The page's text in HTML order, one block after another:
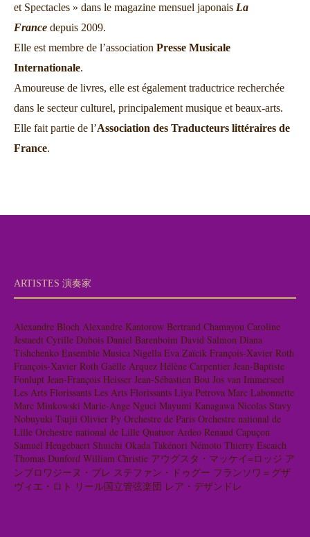
et Spectacles » dans le magazine mensuel japonais La
France depuis 2009.
Elle est membre de l’association Presse Musicale
Internationale.
Amoureuse de livres, elle est également traductrice recherchée
dans le secteur culturel, principalement musique et beaux-arts.
Elle fait partie de l’Association des Traducteurs littéraires de
France.
ARTISTES 演奏家
Alexandre Bloch Alexandre Kantorow Bertrand Chamayou Caroline
Jestaedt Cyrille Dubois Daniel Barenboim David Salmon Diana
Tishchenko Ensemble Musica Nigella Eva Zaïcik François-Xavier Roth
François-Xavier Roth Gaëlle Arquez Hélène Carpentier Jean-Baptiste
Fonlupt Jean-François Heisser Jean-Sébastien Bou Jos van Immerseel
Les Arts Florissants Les Arts Florissants Liya Petrova Marc Labonnette
Marc Minkowski Marie-Ange Nguci Mayumi Kanagawa Nicolas Stavy
Nobuyuki Tsujii Olivier Py Orchestre de Paris Orchestre national de
Lille Orchestre national de Lille Quatuor Ardeo Renaud Capuçon
Samuel Hengebaert Shuichi Okada Takénori Némoto Thierry Escaich
Thomas Dunford William Christie アウグスタ・マッケイ=ロッジ ア
ンブロワジーヌ・ブレ ステファン・ドゥグー フランソワ＝グザ
ヴィエ・ロト リール国立管弦楽団 レア・デザンドレ